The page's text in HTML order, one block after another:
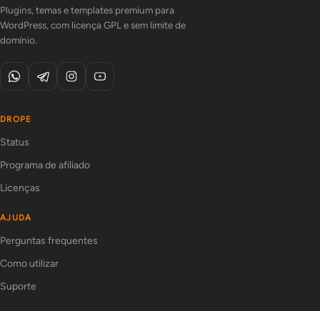
Plugins, temas e templates premium para
WordPress, com licença GPL e sem limite de
domínio.
DROPE
Status
Programa de afiliado
Licenças
AJUDA
Perguntas frequentes
Como utilizar
Suporte